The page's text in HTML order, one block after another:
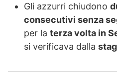
Gli azzurri chiudono
consecutivi senza
per la terza volta in
si verificava dalla